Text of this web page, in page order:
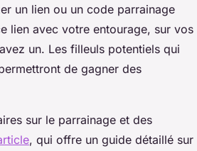
un lien ou un code parrainage
lien avec votre entourage, sur vos
un. Les filleuls potentiels qui
de gagner des
sur le parrainage et des
, qui offre un guide détaillé sur